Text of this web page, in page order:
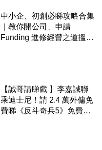
中小企、初創必睇攻略合集
｜教你開公司、申請
Funding 進修經營之道搵大
【誠哥請睇戲 】李嘉誠聯
乘迪士尼！請 2.4 萬外傭免
費睇《反斗奇兵5》免費包